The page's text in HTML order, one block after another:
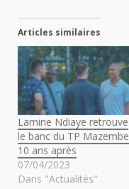
Articles similaires
Lamine Ndiaye retrouve
le banc du TP Mazembe
10 ans après
07/04/2023
Dans "Actualités"